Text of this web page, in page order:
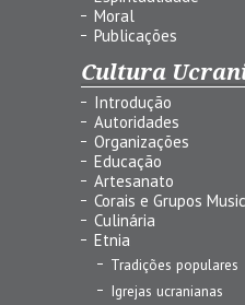
Moral
Publicações
Cultura
Introdução
Autoridades
Organizações
Educação
Artesanato
Corais e Grupos
Culinária
Etnia
Tradições populares
Igrejas ucranianas